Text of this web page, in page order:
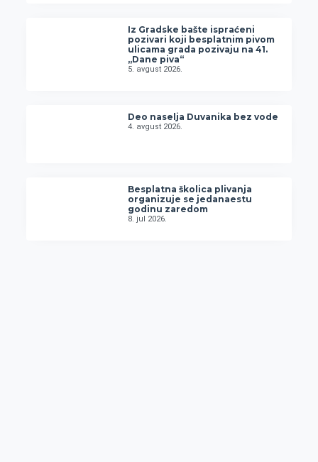
Iz Gradske bašte ispraćeni
pozivari koji besplatnim pivom
ulicama grada pozivaju na 41.
„Dane piva“
5. avgust 2026.
Deo naselja Duvanika bez vode
4. avgust 2026.
Besplatna školica plivanja
organizuje se jedanaestu
godinu zaredom
8. jul 2026.